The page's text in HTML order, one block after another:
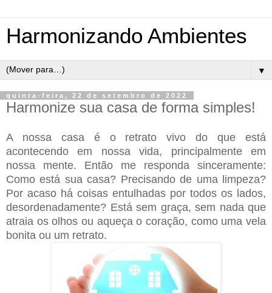
Harmonizando Ambientes
▼
quinta-feira, 22 de setembro de 2022
Harmonize sua casa de forma simples!
A nossa casa é o retrato vivo do que está
acontecendo em nossa vida, principalmente em
nossa mente. Então me responda sinceramente:
Como está sua casa? Precisando de uma limpeza?
Por acaso há coisas entulhadas por todos os lados,
desordenadamente? Está sem graça, sem nada que
atraia os olhos ou aqueça o coração, como uma vela
bonita ou um retrato.